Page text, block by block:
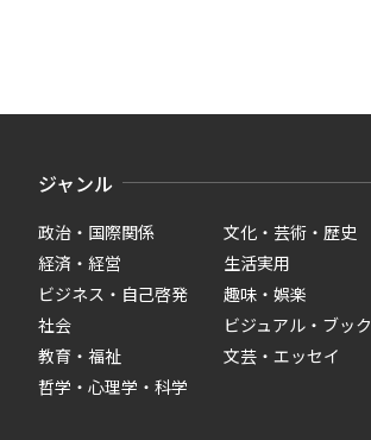
ジャンル
政治・国際関係
経済・経営
ビジネス・自己啓発
社会
教育・福祉
哲学・心理学・科学
文化・芸術・歴史
生活実用
趣味・娯楽
ビジュアル・ブック
文芸・エッセイ